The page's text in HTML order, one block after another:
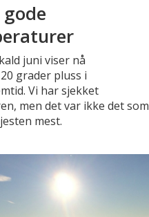
juni viser nå
grader pluss i
Vi har sjekket
men det var ikke det som
mest.